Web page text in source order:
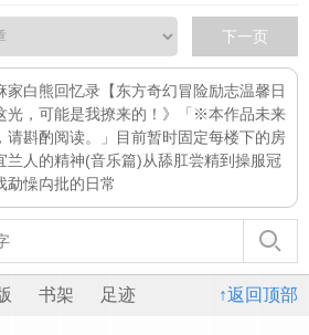
下一页
家白熊回忆录【东方奇幻冒险励志温馨日
光，可能是我撩来的！》「※本作品未来
请斟酌阅读。」目前暂时固定每楼下的房
兰人的精神(音乐篇)从舔肛尝精到操服冠
勐懆禸批的日常
↑返回顶部
书架 足迹